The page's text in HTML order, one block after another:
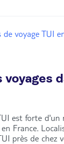
de voyage TUI
voyages
est forte d'un
France.
près de chez